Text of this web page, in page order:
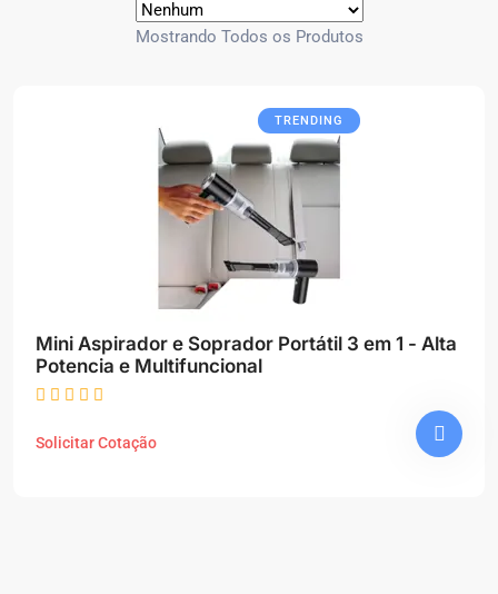
Mostrando Todos os Produtos
TRENDING
Mini Aspirador e Soprador Portátil 3 em 1 - Alta
Potencia e Multifuncional
Solicitar Cotação